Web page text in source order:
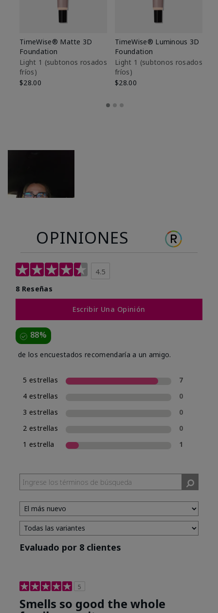
TimeWise® Matte 3D
Foundation
Light 1​ (subtonos rosados
fríos)
$28.00
TimeWise® Luminous 3D
Foundation
Light 1​ (subtonos rosados
fríos)
$28.00
OPINIONES
4.5
8 Reseñas
Escribir Una Opinión
88%
de los encuestados recomendaría a un amigo.
5 estrellas
7
4 estrellas
0
3 estrellas
0
2 estrellas
0
1 estrella
1
Evaluado por 8 clientes
5
Smells so good the whole